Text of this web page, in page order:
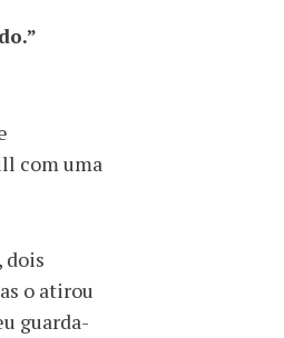
com uma
dois
o atirou
guarda-